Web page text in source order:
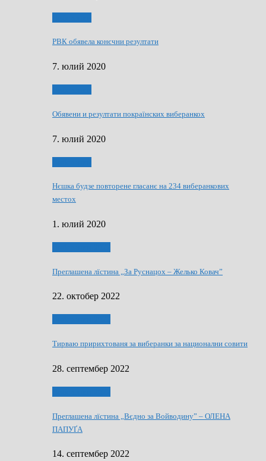
РВК обявела конєчни резултати
7. юлий 2020
Обявени и резултати покраїнских виберанкох
7. юлий 2020
Нєшка будзе повторене гласанє на 234 виберанкових
местох
1. юлий 2020
Преглашена лїстина „За Руснацох – Желько Ковач”
22. октобер 2022
Тирваю пририхтованя за виберанки за национални совити
28. септембер 2022
Преглашена лїстина „Вєдно за Войводину” – ОЛЕНА
ПАПУҐА
14. септембер 2022